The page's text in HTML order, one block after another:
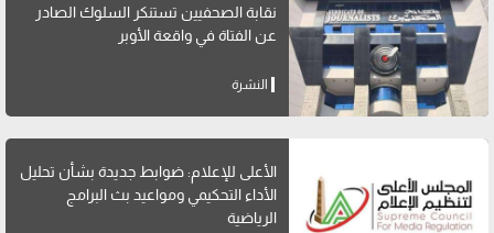
نقابة الصحفيين تستنكر السلوك الصادر
عن الفتاة في واقعة الأوبر
النشرة
الأعلى للإعلام: ضوابط جديدة بشأن تحليل
الأداء التحكيمي ومواعيد بث البرامج
الرياضية